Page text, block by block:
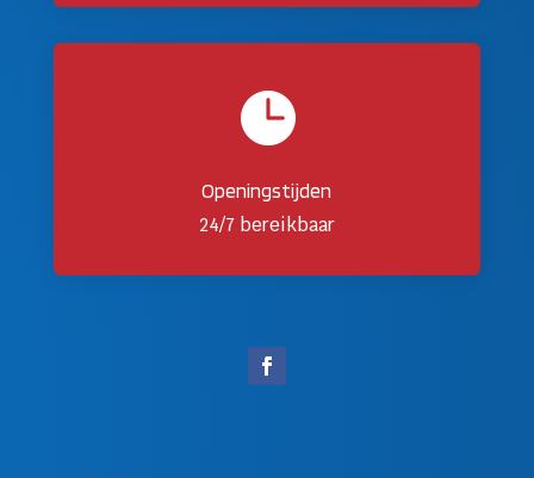

Openingstijden
24/7 bereikbaar